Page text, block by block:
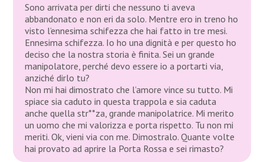
Sono arrivata per dirti che nessuno ti aveva
abbandonato e non eri da solo. Mentre ero in treno ho
visto l’ennesima schifezza che hai fatto in tre mesi.
Ennesima schifezza. Io ho una dignità e per questo ho
deciso che la nostra storia è finita. Sei un grande
manipolatore, perché devo essere io a portarti via,
anziché dirlo tu?
Non mi hai dimostrato che l’amore vince su tutto. Mi
spiace sia caduto in questa trappola e sia caduta
anche quella str**za, grande manipolatrice. Mi merito
un uomo che mi valorizza e porta rispetto. Tu non mi
meriti. Ok, vieni via con me. Dimostralo. Quante volte
hai provato ad aprire la Porta Rossa e sei rimasto?